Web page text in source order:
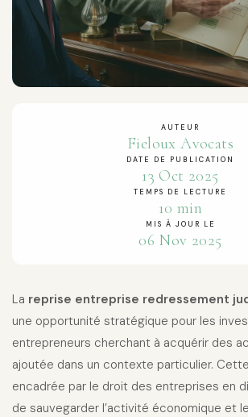
AUTEUR
Fieloux Avocats
DATE DE PUBLICATION
13 Oct 2025
TEMPS DE LECTURE
10 min
MIS À JOUR LE
06 Nov 2025
La reprise entreprise redressement
une opportunité stratégique pour les
entrepreneurs cherchant à acquérir des
ajoutée dans un contexte particulier.
encadrée par le droit des entreprises en
de sauvegarder l’activité économique et